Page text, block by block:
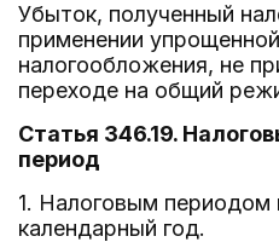
Убыток, полученный
применении
налогообложения, не
переходе на общий
Статья 346.19.
период
1. Налоговым периодом
календарный год.